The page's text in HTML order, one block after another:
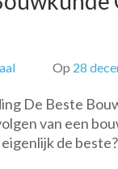
Op 28
De Beste
van een
de